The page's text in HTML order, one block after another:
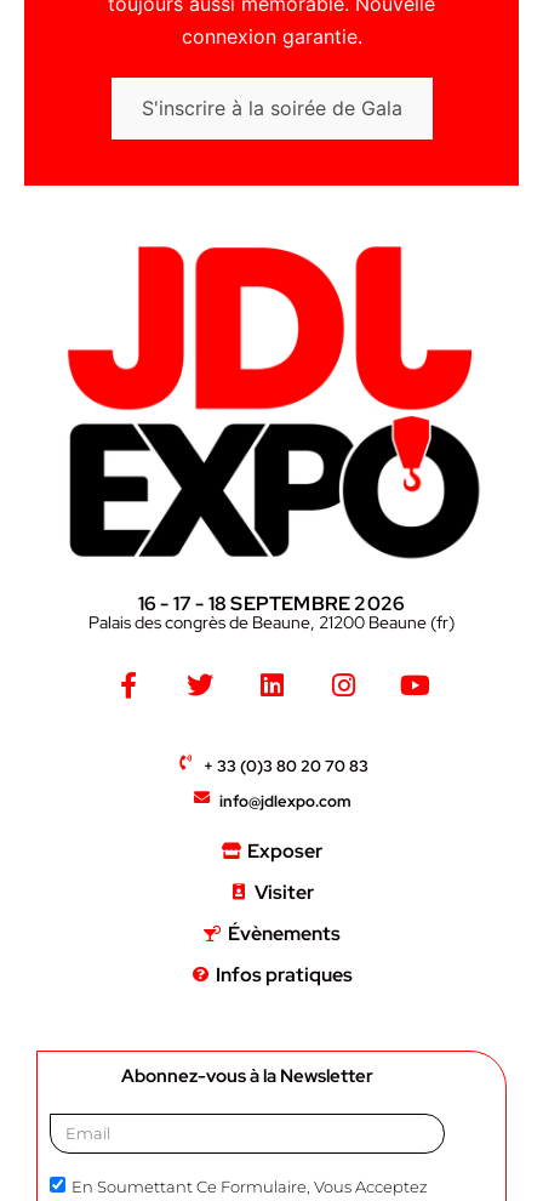
connexion garantie.
S'inscrire à la soirée de Gala
16 - 17 - 18 SEPTEMBRE 2026
Palais des congrès de Beaune, 21200 Beaune (fr)
+ 33 (0)3 80 20 70 83
info@jdlexpo.com
Exposer
Visiter
Évènements
Infos pratiques
Abonnez-vous à la Newsletter
En Soumettant Ce Formulaire, Vous Acceptez